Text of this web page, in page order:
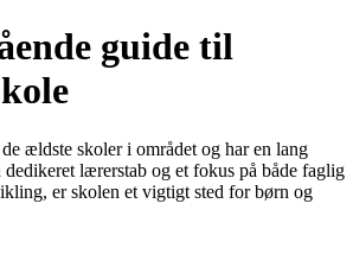
guide til
ældste skoler i området og har en lang
lærerstab og et fokus på både faglig
er skolen et vigtigt sted for børn og